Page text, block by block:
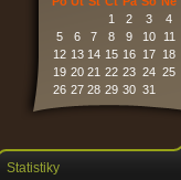
1
2 3
4
5
6 7 8 9 10
11
12 13 14 15 16 17
18
19 20 21 22 23 24 25
26 27 28 29 30 31
Statistiky